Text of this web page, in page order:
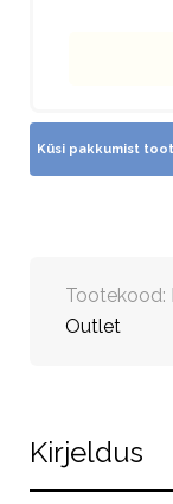
Tootekood:
Outlet
Kirjeldus